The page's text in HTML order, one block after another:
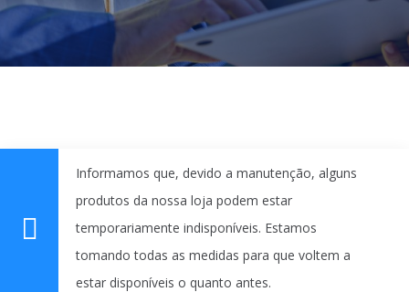
Informamos que, devido a manutenção, alguns
produtos da nossa loja podem estar
temporariamente indisponíveis. Estamos
tomando todas as medidas para que voltem a
estar disponíveis o quanto antes.